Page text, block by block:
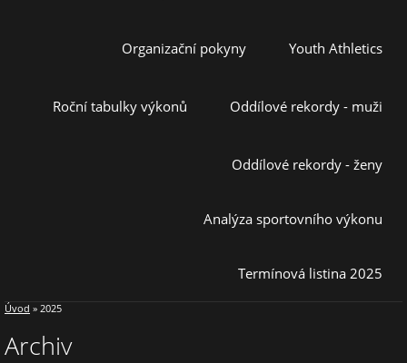
Organizační pokyny Youth Athletics
Roční tabulky výkonů Oddílové rekordy - muži
Oddílové rekordy - ženy
Analýza sportovního výkonu
Termínová listina 2025
Úvod » 2025
Archiv